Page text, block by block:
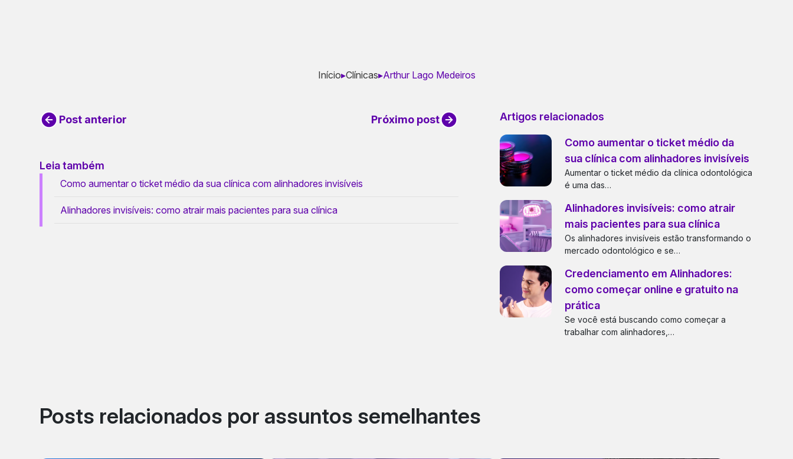
Início▸Clínicas▸Arthur Lago Medeiros
Post anterior Próximo post
Leia também
Como aumentar o ticket médio da sua clínica com alinhadores invisíveis
Alinhadores invisíveis: como atrair mais pacientes para sua clínica
Artigos relacionados
Como aumentar o ticket médio da
sua clínica com alinhadores invisíveis
Aumentar o ticket médio da clínica odontológica
é uma das…
Alinhadores invisíveis: como atrair
mais pacientes para sua clínica
Os alinhadores invisíveis estão transformando o
mercado odontológico e se…
Credenciamento em Alinhadores:
como começar online e gratuito na
prática
Se você está buscando como começar a
trabalhar com alinhadores,…
Posts relacionados por assuntos semelhantes